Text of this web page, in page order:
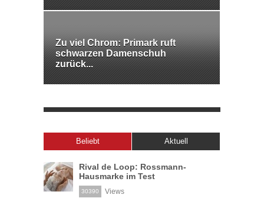
Zu viel Chrom: Primark ruft
schwarzen Damenschuh
zurück...
Beliebt Aktuell
Rival de Loop: Rossmann-
Hausmarke im Test
30390 Views